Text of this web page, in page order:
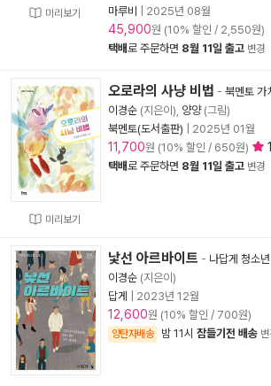
미리보기
마루비
2025년 08월
45,900원 (10% 할인 / 2,550원)
택배로 주문하면 8월 11일 출고 변경
미리보기
오로라의 사냥 비법 - 북멘토 가
이경순 (지은이), 양양(그림)
북멘토(도서출판)
2025년 01월
11,700원 (10% 할인 / 650원)
택배로 주문하면 8월 11일 출고 변경
낯선 아르바이트 - 나답게 청소
이경순 (지은이)
답게
2023년 12월
12,600원 (10% 할인 / 700원)
양탄자배송 밤 11시 잠들기전 배송